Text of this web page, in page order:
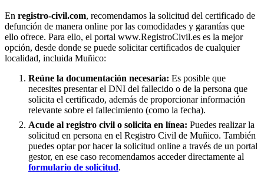
En registro-civil.com, recomendamos la solicitud del certificado de
defunción de manera online por las comodidades y garantías que
ello ofrece. Para ello, el portal www.RegistroCivil.es es la mejor
opción, desde donde se puede solicitar certificados de cualquier
localidad, incluida Muñico:
Reúne la documentación necesaria: Es posible que
necesites presentar el DNI del fallecido o de la persona que
solicita el certificado, además de proporcionar información
relevante sobre el fallecimiento (como la fecha).
Acude al registro civil o solicita en línea: Puedes realizar la
solicitud en persona en el Registro Civil de Muñico. También
puedes optar por hacer la solicitud online a través de un portal
gestor, en ese caso recomendamos acceder directamente al
formulario de solicitud.